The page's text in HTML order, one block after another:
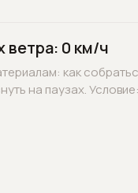
ветра: 0 км/ч
как
на паузах.